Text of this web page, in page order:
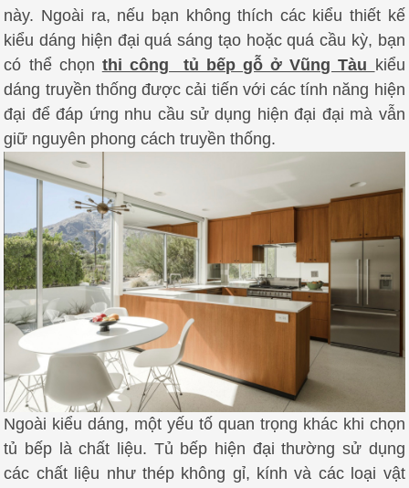
này. Ngoài ra, nếu bạn không thích các kiểu thiết kế
kiểu dáng hiện đại quá sáng tạo hoặc quá cầu kỳ, bạn
có thể chọn thi công tủ bếp gỗ ở Vũng Tàu kiểu
dáng truyền thống được cải tiến với các tính năng hiện
đại để đáp ứng nhu cầu sử dụng hiện đại đại mà vẫn
giữ nguyên phong cách truyền thống.
Ngoài kiểu dáng, một yếu tố quan trọng khác khi chọn
tủ bếp là chất liệu. Tủ bếp hiện đại thường sử dụng
các chất liệu như thép không gỉ, kính và các loại vật